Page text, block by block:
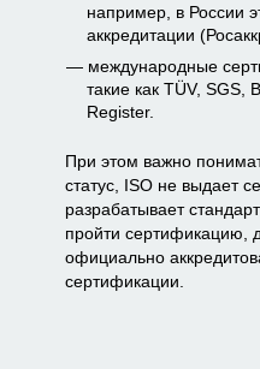
например, в России
аккредитации
международные
такие как TÜV, SGS,
Register.
При этом важно
статус, ISO не выдает
разрабатывает
пройти сертификацию,
официально
сертификации.